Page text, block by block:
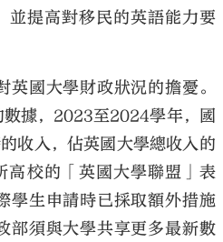
並提高對移民的英語能力要
英國大學財政狀況的擔憂。
數據，2023至2024學年，國
收入，佔英國大學總收入的
高校的「英國大學聯盟」表
學生申請時已採取額外措施
部須與大學共享更多最新數